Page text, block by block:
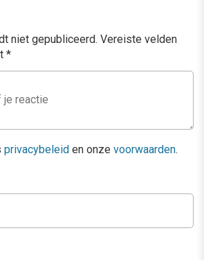
niet gepubliceerd. Vereiste velden
*
privacybeleid en onze voorwaarden.